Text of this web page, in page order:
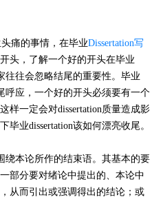
痛的事情，在毕业Dissertation写
头，了解一个好的开头在毕业
往往会忽略结尾的重要性。毕业
呼应，一个好的开头必须要有一个
样一定会对dissertation质量造成影
业dissertation该如何漂亮收尾。
绕本论所作的结束语。其基本的要
部分要对绪论中提出的、本论中
从而引出或强调得出的结论；或